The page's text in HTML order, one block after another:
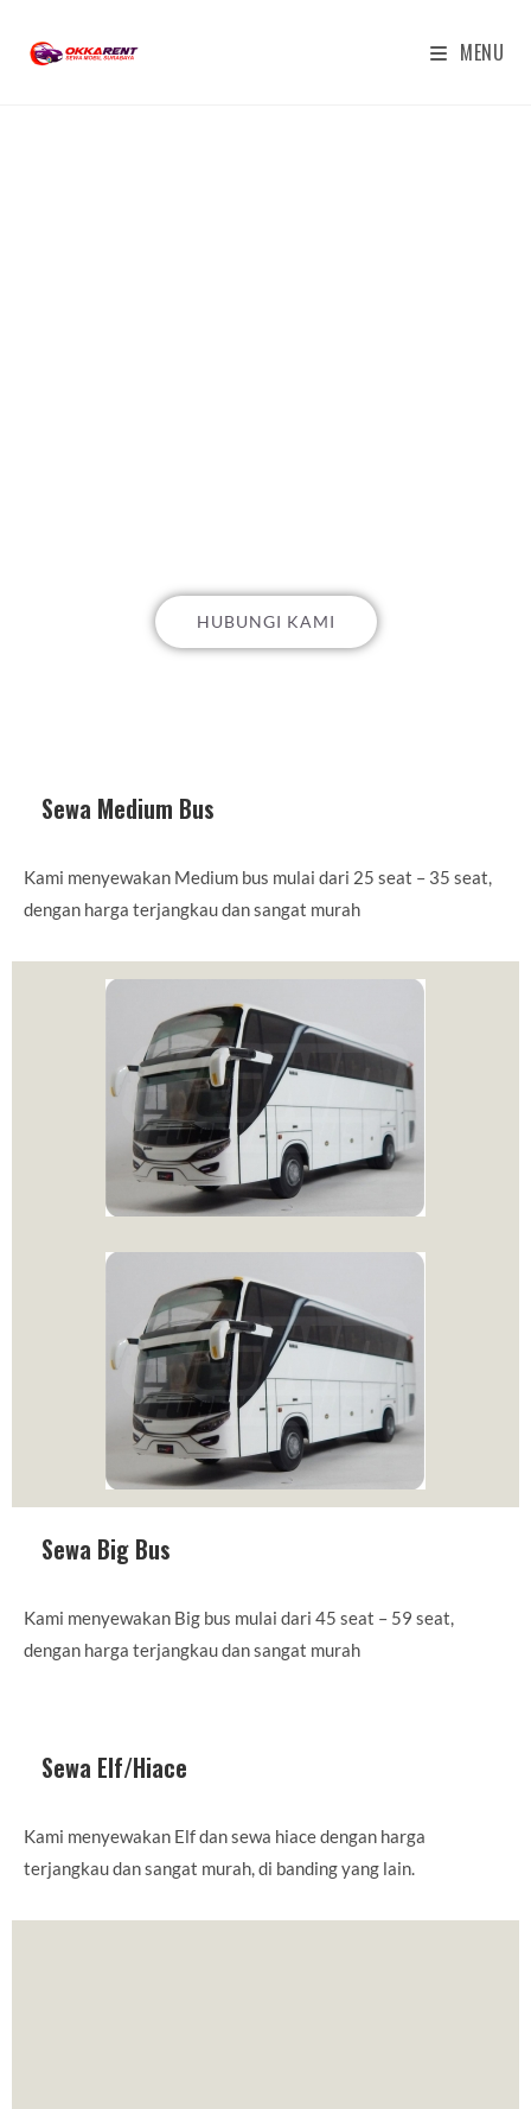
MENU
HUBUNGI KAMI
Sewa Medium Bus
Kami menyewakan Medium bus mulai dari 25 seat – 35 seat,
dengan harga terjangkau dan sangat murah
Sewa Big Bus
Kami menyewakan Big bus mulai dari 45 seat – 59 seat,
dengan harga terjangkau dan sangat murah
Sewa Elf/Hiace
Kami menyewakan Elf dan sewa hiace dengan harga
terjangkau dan sangat murah, di banding yang lain.